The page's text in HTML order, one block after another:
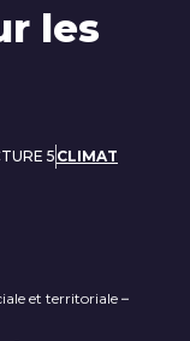
les
5 CLIMAT
et territoriale –